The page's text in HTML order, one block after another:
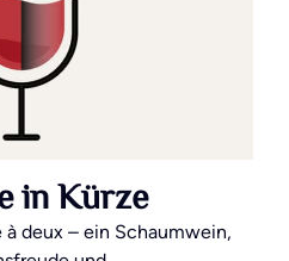
in Kürze
à deux – ein Schaumwein,